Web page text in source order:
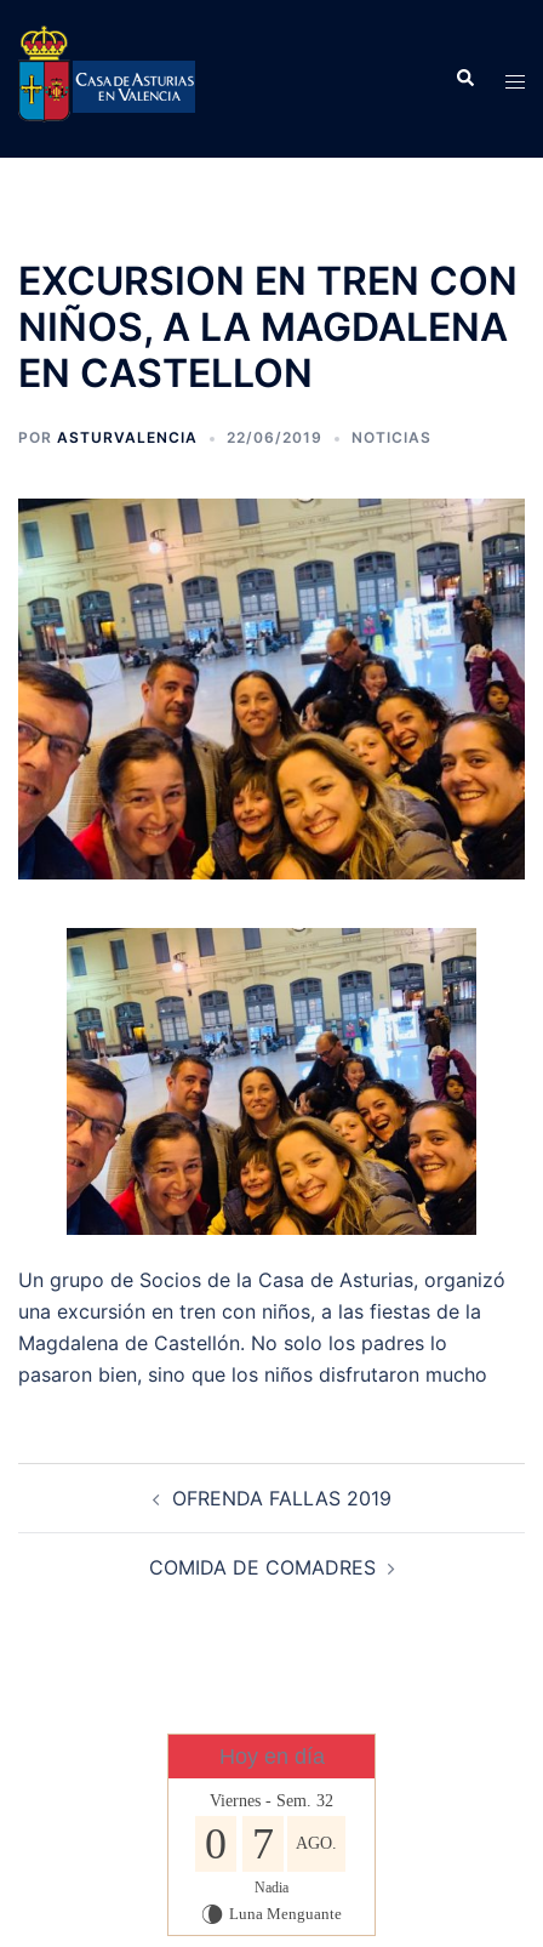
contenido
Buscar
EXCURSION EN TREN CON
NIÑOS, A LA MAGDALENA
EN CASTELLON
POR ASTURVALENCIA 22/06/2019 NOTICIAS
Un grupo de Socios de la Casa de Asturias, organizó
una excursión en tren con niños, a las fiestas de la
Magdalena de Castellón. No solo los padres lo
pasaron bien, sino que los niños disfrutaron mucho
OFRENDA FALLAS 2019
COMIDA DE COMADRES
Hoy en día
Viernes - Sem. 32
0 7 AGO.
Nadia
V Luna Menguante